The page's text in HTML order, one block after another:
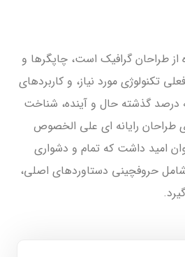
از طراحان گرافیک است، چاپگرها و
تکنولوژی مورد نیاز، و کاربردهای
درصد گذشته حال و آینده، شناخت
طراحان رایانه ای علی الخصوص
امید داشت که تمام و دشواری
شامل حروفچینی دستاوردهای اصلی،